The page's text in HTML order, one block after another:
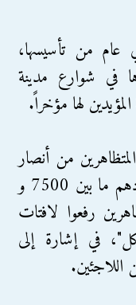
عام من تأسيسها،
في شوارع مدينة
لها مؤخراً.
من أنصار
الحركة اليمينية المتطرفة تراوحت أعدادهم ما بين 7500 و
رفعوا لافتات
في إشارة إلى
اللاجئين.